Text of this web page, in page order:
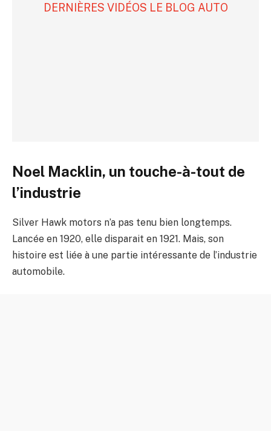
DERNIÈRES VIDÉOS LE BLOG AUTO
Noel Macklin, un touche-à-tout de
l’industrie
Silver Hawk motors n’a pas tenu bien longtemps.
Lancée en 1920, elle disparait en 1921. Mais, son
histoire est liée à une partie intéressante de l’industrie
automobile.